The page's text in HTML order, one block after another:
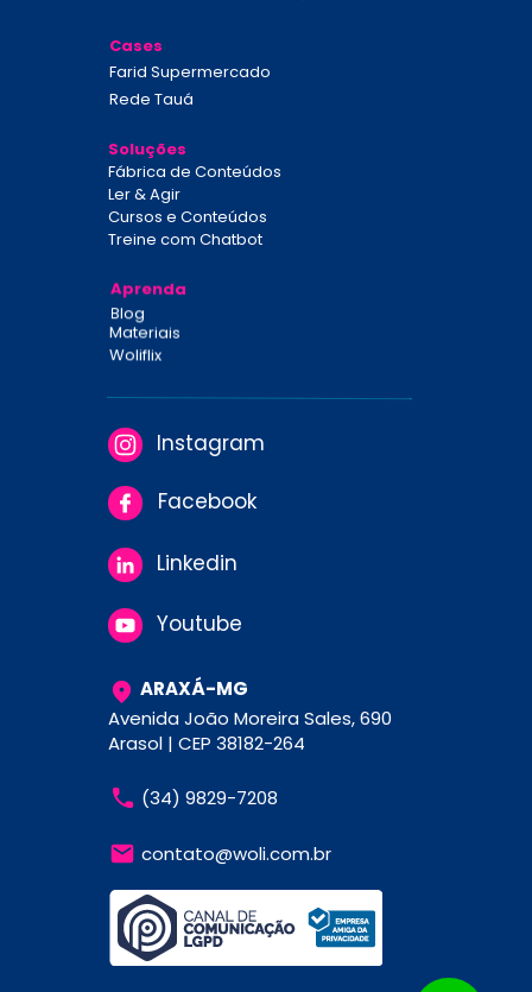
Instagram
Cases
Farid Supermercado
Rede Tauá
Facebook
Soluções
Linkedin
Fábrica de Conteúdos
Ler & Agir
Youtube
Cursos e Conteúdos
Treine com Chatbot
ARAXÁ-MG
Aprenda
Avenida João Moreira Sales, 690
Arasol | CEP 38182-264
Blog
Materiais
(34) 9829-7208
Woliflix
contato@woli.com.br